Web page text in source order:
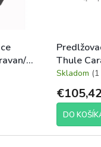
Thule
Standard,
Skladom (1
DO